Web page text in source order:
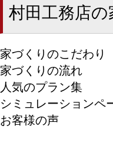
村田工務店の
家づくりのこだわり
家づくりの流れ
人気のプラン集
シミュレーションペ
お客様の声